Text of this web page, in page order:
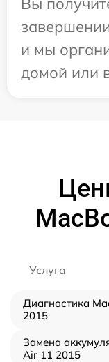
и мы
домой или
Услуга
Диагностика
2015
Замена
Air 11 2015